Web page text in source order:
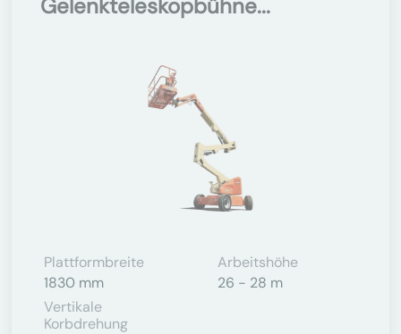
Gelenkteleskopbühne...
Plattformbreite
1830 mm
Arbeitshöhe
26 - 28 m
Vertikale
Korbdrehung